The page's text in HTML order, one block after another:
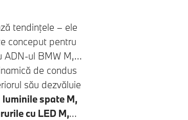
tendinţele – ele
conceput pentru
ADN-ul BMW M,
de condus
său dezvăluie
luminile spate M,
cu LED M,